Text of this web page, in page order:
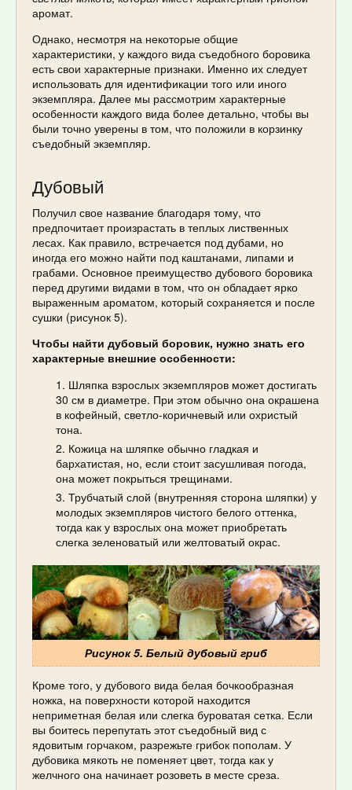
аромат.
Однако, несмотря на некоторые общие
характеристики, у каждого вида съедобного боровика
есть свои характерные признаки. Именно их следует
использовать для идентификации того или иного
экземпляра. Далее мы рассмотрим характерные
особенности каждого вида более детально, чтобы вы
были точно уверены в том, что положили в корзинку
съедобный экземпляр.
Дубовый
Получил свое название благодаря тому, что
предпочитает произрастать в теплых лиственных
лесах. Как правило, встречается под дубами, но
иногда его можно найти под каштанами, липами и
грабами. Основное преимущество дубового боровика
перед другими видами в том, что он обладает ярко
выраженным ароматом, который сохраняется и после
сушки (рисунок 5).
Чтобы найти дубовый боровик, нужно знать его
характерные внешние особенности:
Шляпка взрослых экземпляров может достигать
30 см в диаметре. При этом обычно она окрашена
в кофейный, светло-коричневый или охристый
тона.
Кожица на шляпке обычно гладкая и
бархатистая, но, если стоит засушливая погода,
она может покрыться трещинами.
Трубчатый слой (внутренняя сторона шляпки) у
молодых экземпляров чистого белого оттенка,
тогда как у взрослых она может приобретать
слегка зеленоватый или желтоватый окрас.
Рисунок 5. Белый дубовый гриб
Кроме того, у дубового вида белая бочкообразная
ножка, на поверхности которой находится
неприметная белая или слегка буроватая сетка. Если
вы боитесь перепутать этот съедобный вид с
ядовитым горчаком, разрежьте грибок пополам. У
дубовика мякоть не поменяет цвет, тогда как у
желчного она начинает розоветь в месте среза.